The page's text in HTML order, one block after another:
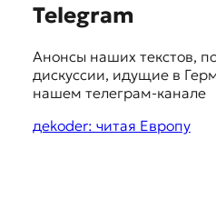
Telegram
Анонсы наших текстов,
дискуссии, идущие в
нашем телеграм-канале
дekoder: читая Европу